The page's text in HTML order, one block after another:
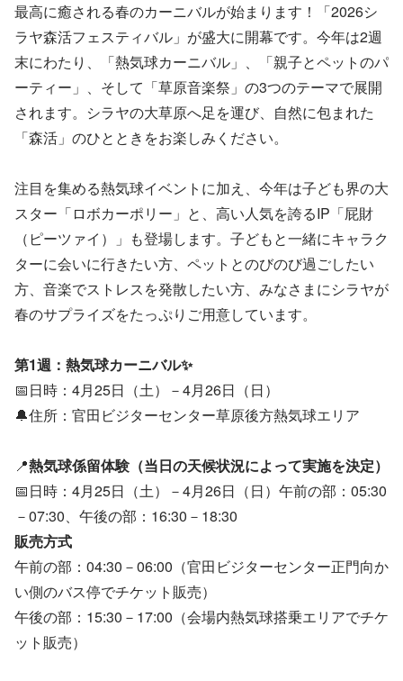
最高に癒される春のカーニバルが始まります！「2026シ
ラヤ森活フェスティバル」が盛大に開幕です。今年は2週
末にわたり、「熱気球カーニバル」、「親子とペットのパ
ーティー」、そして「草原音楽祭」の3つのテーマで展開
されます。シラヤの大草原へ足を運び、自然に包まれた
「森活」のひとときをお楽しみください。
注目を集める熱気球イベントに加え、今年は子ども界の大
スター「ロボカーポリー」と、高い人気を誇るIP「屁財
（ピーツァイ）」も登場します。子どもと一緒にキャラク
ターに会いに行きたい方、ペットとのびのび過ごしたい
方、音楽でストレスを発散したい方、みなさまにシラヤが
春のサプライズをたっぷりご用意しています。
第1週：熱気球カーニバル✨
📅日時：4月25日（土）－4月26日（日）
🔔住所：官田ビジターセンター草原後方熱気球エリア
📍熱気球係留体験（当日の天候状況によって実施を決定）
📅日時：4月25日（土）－4月26日（日）午前の部：05:30
－07:30、午後の部：16:30－18:30
販売方式
午前の部：04:30－06:00（官田ビジターセンター正門向か
い側のバス停でチケット販売）
午後の部：15:30－17:00（会場内熱気球搭乗エリアでチケ
ット販売）